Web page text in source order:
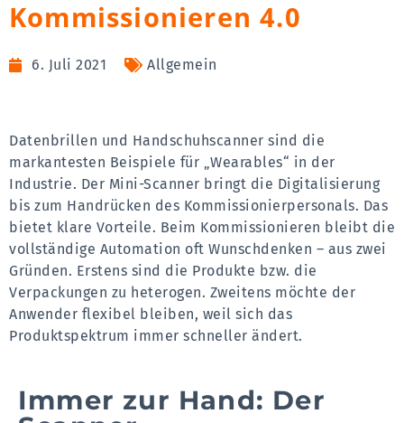
Kommissionieren 4.0
6. Juli 2021 Allgemein
Datenbrillen und Handschuhscanner sind die
markantesten Beispiele für „Wearables“ in der
Industrie. Der Mini-Scanner bringt die Digitalisierung
bis zum Handrücken des Kommissionierpersonals. Das
bietet klare Vorteile. Beim Kommissionieren bleibt die
vollständige Automation oft Wunschdenken – aus zwei
Gründen. Erstens sind die Produkte bzw. die
Verpackungen zu heterogen. Zweitens möchte der
Anwender flexibel bleiben, weil sich das
Produktspektrum immer schneller ändert.
Immer zur Hand: Der